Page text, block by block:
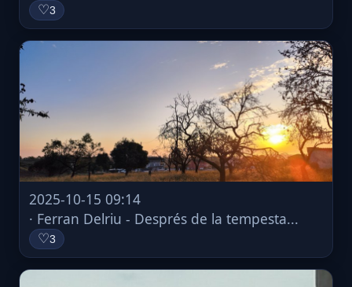
♡3
2025-10-15 09:14
· Ferran Delriu - Després de la tempesta...
♡3